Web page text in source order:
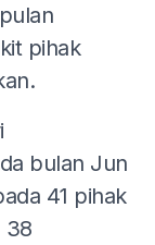
pihak
bulan Jun
41 pihak
38